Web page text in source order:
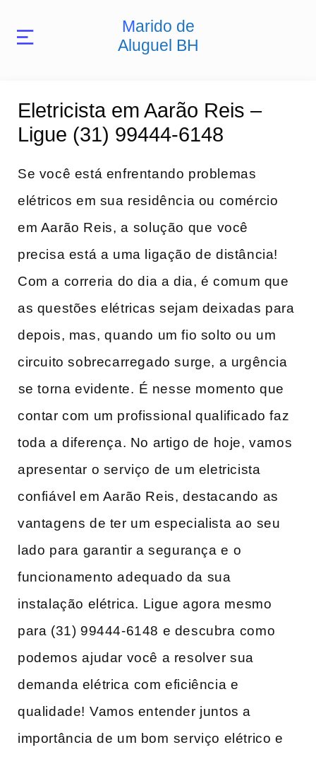
Marido de
Aluguel BH
Eletricista em Aarão Reis –
Ligue (31) 99444-6148
Se você está enfrentando ‍problemas​
elétricos‍ em ​sua residência ou comércio
em ​Aarão Reis, a⁢ solução ‍que⁤ você
precisa está a ​uma ‌ligação‍ de distância!
Com a correria ⁣do dia ​a dia, é comum que⁣
as questões elétricas sejam deixadas para
depois, mas,⁢ quando um fio solto ou um
circuito sobrecarregado‍ surge, a ‌urgência
⁤se torna evidente.⁣ É​ nesse momento que
contar ​com um profissional qualificado ‌faz
toda ​a diferença. No artigo de hoje, vamos⁣
apresentar o serviço de ⁤um eletricista
confiável em Aarão Reis, destacando as
vantagens de‌ ter um especialista⁢ ao⁢ seu
lado para ⁣garantir a segurança​ e ⁣o
funcionamento adequado da sua
instalação elétrica. Ligue agora⁣ mesmo
para (31) 99444-6148 e descubra ⁢como
podemos⁢ ajudar você a resolver ‌sua‌
demanda‌ elétrica ⁢com eficiência e
qualidade! ⁣Vamos entender ​juntos a
importância de um‌ bom ⁤serviço ‌elétrico‍ e